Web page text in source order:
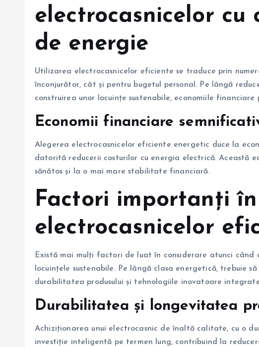
electrocasnicelor cu
de energie
Utilizarea electrocasnicelor eficiente se traduce prin
înconjurător, cât și pentru bugetul personal. Pe lângă
construirea unor locuințe sustenabile, economiile
Economii financiare
Alegerea electrocasnicelor eficiente energetic duce la
datorită reducerii costurilor cu energia electrică. Această
sănătos și la o mai mare stabilitate financiară.
Factori importanți
electrocasnicelor
Există mai mulți factori de luat în considerare atunci când
locuințele sustenabile. Pe lângă clasa energetică, trebuie
durabilitatea produsului și tehnologiile inovatoare
Durabilitatea și longevitatea
Achiziționarea unui electrocasnic de înaltă calitate, cu o
investiție inteligentă pe termen lung, contribuind la